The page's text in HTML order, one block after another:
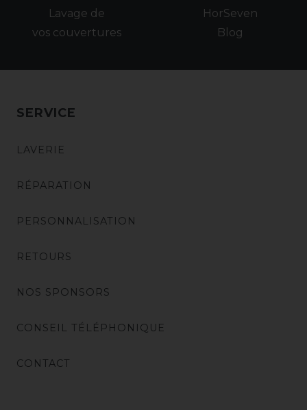
Lavage de
vos couvertures
HorSeven
Blog
SERVICE
LAVERIE
RÉPARATION
PERSONNALISATION
RETOURS
NOS SPONSORS
CONSEIL TÉLÉPHONIQUE
CONTACT